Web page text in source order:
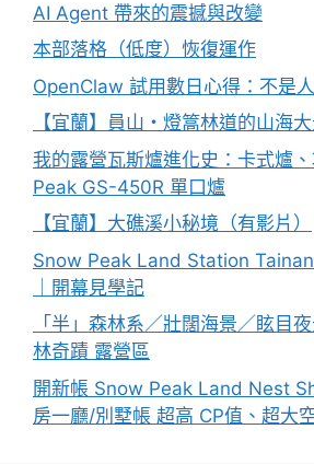
AI Agent 帶來的震撼與改變
本部落格（低度）恢復運作
OpenClaw 試用數日心得：不是
【宜蘭】員山・燈篙林道的山海大
我的露營瓦斯爐進化史：卡式爐
Peak GS-450R 單口爐
【宜蘭】大礁溪小秘境（有影片）
Snow Peak Land Station
｜開幕見學記
「半」森林系／壯闊海景／眩目
林奇蹟 露營區
開新帳 Snow Peak Land Nest
房一廳/別墅帳 超高 CP值、超大